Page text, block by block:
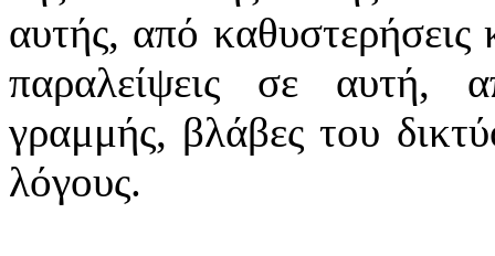
αυτής, από
παραλείψεις σε αυτή,
γραμμής, βλάβες του
λόγους.